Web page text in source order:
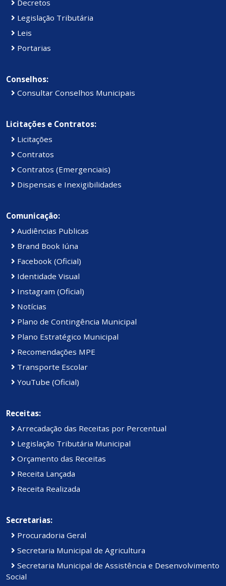
Decretos
Legislação Tributária
Leis
Portarias
Conselhos:
Consultar Conselhos Municipais
Licitações e Contratos:
Licitações
Contratos
Contratos (Emergenciais)
Dispensas e Inexigibilidades
Comunicação:
Audiências Publicas
Brand Book Iúna
Facebook (Oficial)
Identidade Visual
Instagram (Oficial)
Notícias
Plano de Contingência Municipal
Plano Estratégico Municipal
Recomendações MPE
Transporte Escolar
YouTube (Oficial)
Receitas:
Arrecadação das Receitas por Percentual
Legislação Tributária Municipal
Orçamento das Receitas
Receita Lançada
Receita Realizada
Secretarias:
Procuradoria Geral
Secretaria Municipal de Agricultura
Secretaria Municipal de Assistência e Desenvolvimento
Social